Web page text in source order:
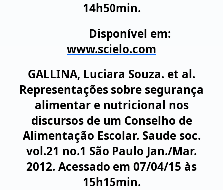
14h50min.
Disponível em:
www.scielo.com
GALLINA, Luciara Souza. et al.
Representações sobre segurança
alimentar e nutricional nos
discursos de um Conselho de
Alimentação Escolar. Saude soc.
vol.21 no.1 São Paulo Jan./Mar.
2012. Acessado em 07/04/15 às
15h15min.